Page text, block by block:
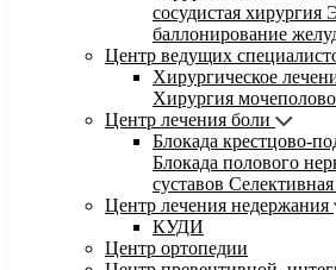
сосудистая хирургия
баллонирование
Центр ведущих
Хирургическое
Хирургия
Центр лечения боли
Блокада крестцово-
Блокада полового
суставов
Центр лечения недержания
КУДИ
Центр ортопедии